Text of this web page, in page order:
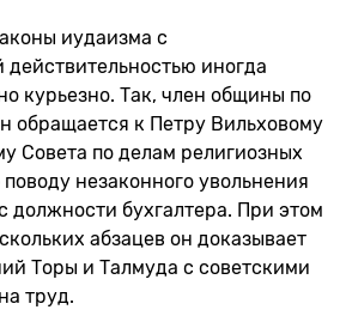
иудаизма с
действительностью иногда
курьезно. Так, член общины по
обращается к Петру Вильховому
Совета по делам религиозных
незаконного увольнения
должности бухгалтера. При этом
абзацев он доказывает
Торы и Талмуда с советскими
труд.